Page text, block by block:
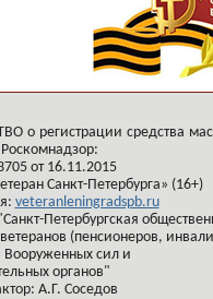
о регистрации средства
от 16.11.2015
Санкт-Петербурга» (16+)
veteranleningradspb.ru
Петербургская
(пенсионеров,
Вооруженных сил и
органов"
А.Г. Соседов